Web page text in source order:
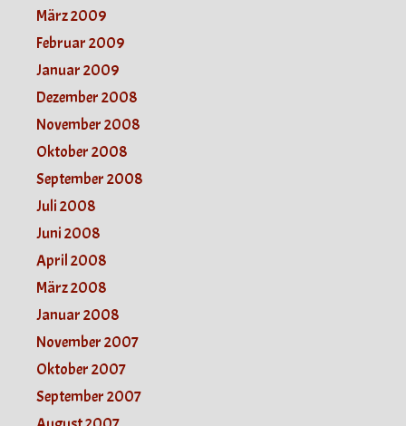
März 2009
Februar 2009
Januar 2009
Dezember 2008
November 2008
Oktober 2008
September 2008
Juli 2008
Juni 2008
April 2008
März 2008
Januar 2008
November 2007
Oktober 2007
September 2007